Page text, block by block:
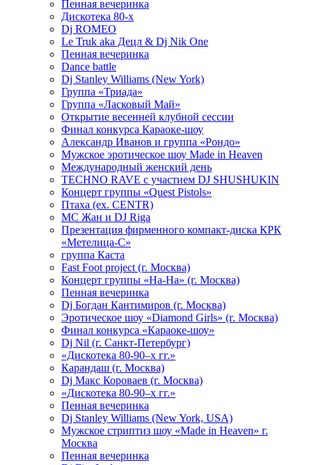
Пенная вечеринка
Дискотека 80-х
Dj ROMEO
Le Truk aka Децл & Dj Nik One
Пенная вечеринка
Dance battle
Dj Stanley Williams (New York)
Группа «Триада»
Группа «Ласковый Май»
Открытие весенней клубной сессии
Финал конкурса Караоке-шоу
Александр Иванов и группа «Рондо»
Мужское эротическое шоу Made in Heaven
Международный женский день
TECHNO RAVE с участием DJ SHUSHUKIN
Концерт группы «Quest Pistols»
Птаха (ex. CENTR)
МС Жан и DJ Riga
Презентация фирменного компакт-диска КРК
«Метелица-С»
группа Каста
Fast Foot project (г. Москва)
Концерт группы «На-На» (г. Москва)
Пенная вечеринка
Dj Богдан Кантимиров (г. Москва)
Эротическое шоу «Diamond Girls» (г. Москва)
Финал конкурса «Караоке-шоу»
Dj Nil (г. Санкт-Петербург)
«Дискотека 80-90–х гг.»
Карандаш (г. Москва)
Dj Макс Короваев (г. Москва)
«Дискотека 80-90–х гг.»
Пенная вечеринка
Dj Stanley Williams (New York, USA)
Мужское стриптиз шоу «Made in Heaven» г.
Москва
Пенная вечеринка